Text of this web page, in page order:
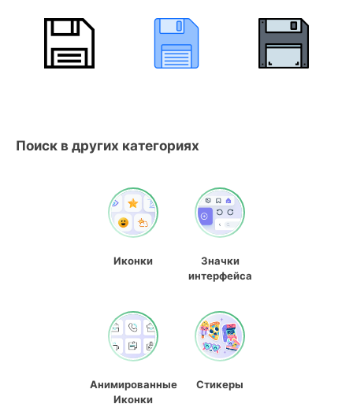
Поиск в других категориях
Иконки
Значки
интерфейса
Анимированные
Иконки
Стикеры